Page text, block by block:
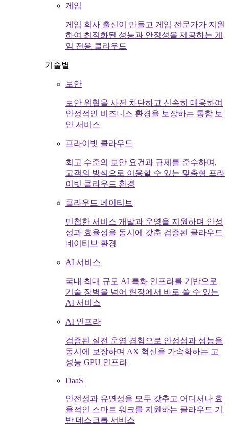
게임
게임 회사 출신이 만들고 게임 전문가가 지원
하여 최적화된 성능과 안정성을 제공하는 게
임 전용 클라우드
기술별
보안
보안 위협을 사전 차단하고 신속히 대응하여
안정적인 비즈니스 환경을 보장하는 통합 보
안 서비스
프라이빗 클라우드
최고 수준의 보안 요건과 규제를 준수하며,
고객의 방식으로 이용할 수 있는 맞춤형 프라
이빗 클라우드 환경
클라우드 네이티브
민첩한 서비스 개발과 운영을 지원하며 안정
성과 효율성을 동시에 갖춘 검증된 클라우드
네이티브 환경
AI 서비스
국내 최대 규모 AI 특화 인프라를 기반으로
기술 장벽을 넘어 현장에서 바로 쓸 수 있는
AI 서비스
AI 인프라
검증된 실전 운영 경험으로 안정성과 성능을
동시에 보장하며 AX 혁신을 가속화하는 고
성능 GPU 인프라
DaaS
안전성과 유연성을 모두 갖추고 어디서나 효
율적인 스마트 워크를 지원하는 클라우드 기
반 데스크톱 서비스